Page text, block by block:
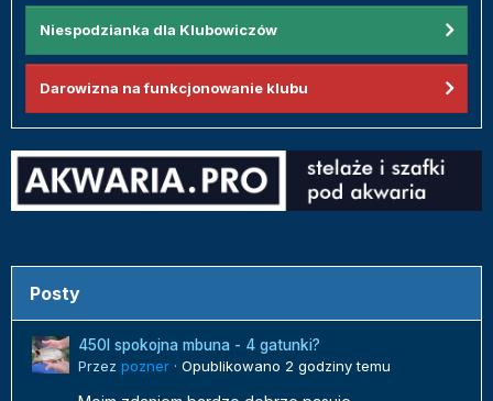
Niespodzianka dla Klubowiczów
Darowizna na funkcjonowanie klubu
Posty
450l spokojna mbuna - 4 gatunki?
Przez pozner · Opublikowano 2 godziny temu